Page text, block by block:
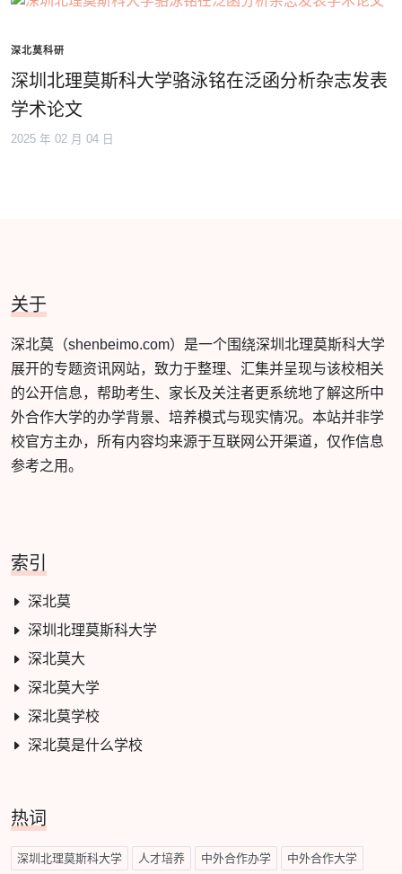
深北莫科研
深圳北理莫斯科大学骆泳铭在泛函分析杂志发表
学术论文
2025 年 02 月 04 日
关于
深北莫（shenbeimo.com）是一个围绕深圳北理莫斯科大学
展开的专题资讯网站，致力于整理、汇集并呈现与该校相关
的公开信息，帮助考生、家长及关注者更系统地了解这所中
外合作大学的办学背景、培养模式与现实情况。本站并非学
校官方主办，所有内容均来源于互联网公开渠道，仅作信息
参考之用。
索引
深北莫
深圳北理莫斯科大学
深北莫大
深北莫大学
深北莫学校
深北莫是什么学校
热词
深圳北理莫斯科大学 人才培养 中外合作办学 中外合作大学